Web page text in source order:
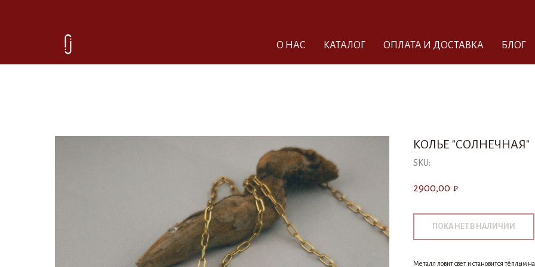
О НАС КАТАЛОГ ОПЛАТА И ДОСТАВКА БЛОГ
КОЛЬЕ "СОЛНЕЧНАЯ"
SKU:
2900,00 ₽
Металл ловит свет и становится тёплым на